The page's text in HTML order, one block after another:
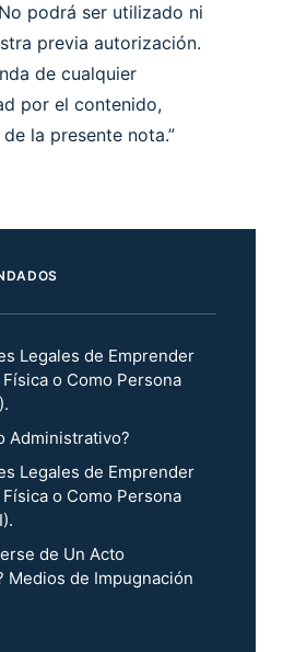
podrá ser utilizado ni
previa autorización.
de cualquier
por el contenido,
la presente nota.”
Legales de Emprender
o Como Persona
Administrativo?
Legales de Emprender
o Como Persona
de Un Acto
Medios de Impugnación